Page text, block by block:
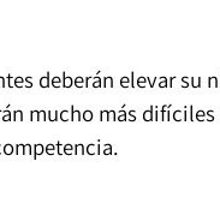
deberán elevar su
mucho más